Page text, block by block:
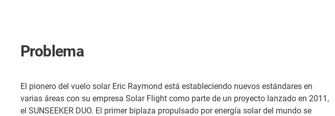
Problema
El pionero del vuelo solar Eric Raymond está estableciendo nuevos estándares en
varias áreas con su empresa Solar Flight como parte de un proyecto lanzado en 2011,
el SUNSEEKER DUO. El primer biplaza propulsado por energía solar del mundo se